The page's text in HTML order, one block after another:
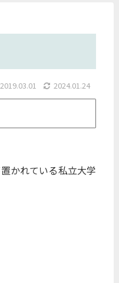
2019.03.01 2024.01.24
かれている私立大学